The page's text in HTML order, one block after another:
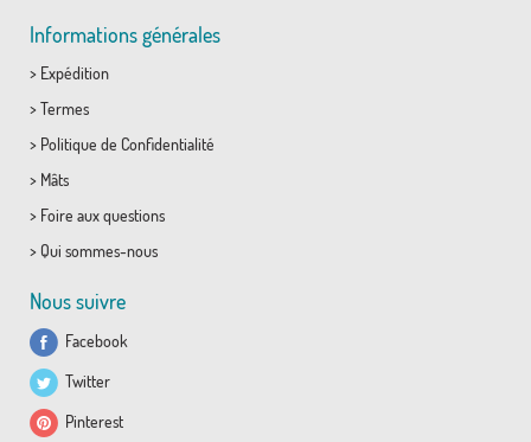
Informations générales
> Expédition
> Termes
> Politique de Confidentialité
> Mâts
> Foire aux questions
> Qui sommes-nous
Nous suivre
Facebook
Twitter
Pinterest